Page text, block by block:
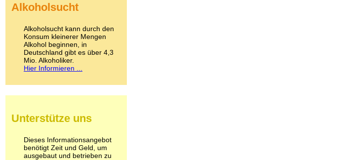
Kokain
LSD
Marihuana
Medikamente
Meskalin
Metamphetamin
Methadon
Pilze
Psychopharmaka
Schlafmittel
Schmerzmittel
Alkoholsucht
Alkoholsucht kann durch den
Konsum kleinerer Mengen
Alkohol beginnen, in
Deutschland gibt es über 4,3
Mio. Alkoholiker.
Hier Informieren ...
Unterstütze uns
Dieses Informationsangebot
benötigt Zeit und Geld, um
ausgebaut und betrieben zu